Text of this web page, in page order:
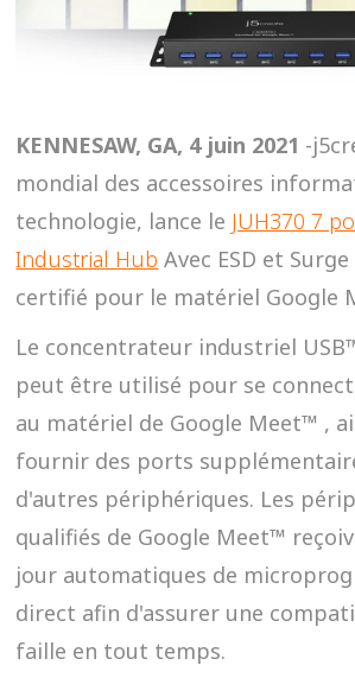
KENNESAW, GA, 4 juin 2021 -
mondial des accessoires
technologie, lance le JUH370 7
Industrial Hub Avec ESD et
certifié pour le matériel Google
Le concentrateur industriel
peut être utilisé pour se
au matériel de Google Meet™ ,
fournir des ports
d'autres périphériques. Les
qualifiés de Google Meet™
jour automatiques de
direct afin d'assurer une
faille en tout temps.